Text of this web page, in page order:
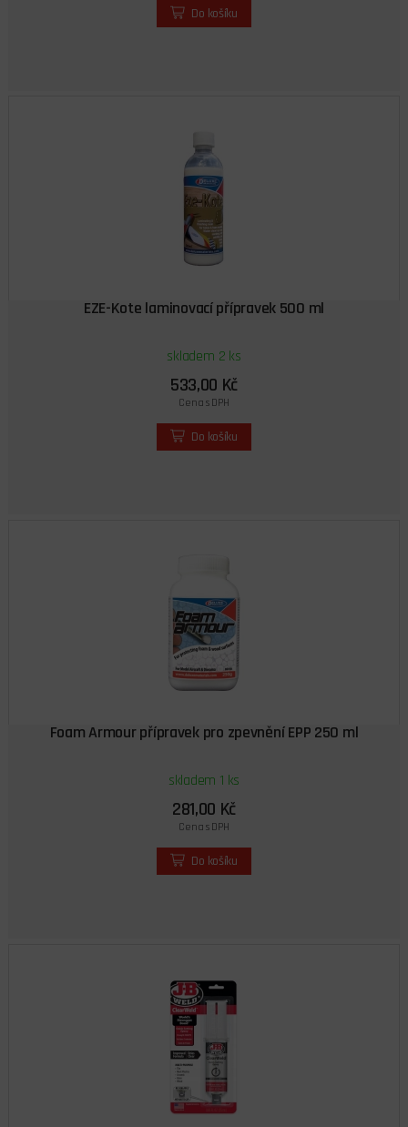
Do košíku
EZE-Kote laminovací přípravek 500 ml
skladem 2 ks
533,00 Kč
Cena s DPH
Do košíku
Foam Armour přípravek pro zpevnění EPP 250 ml
skladem 1 ks
281,00 Kč
Cena s DPH
Do košíku